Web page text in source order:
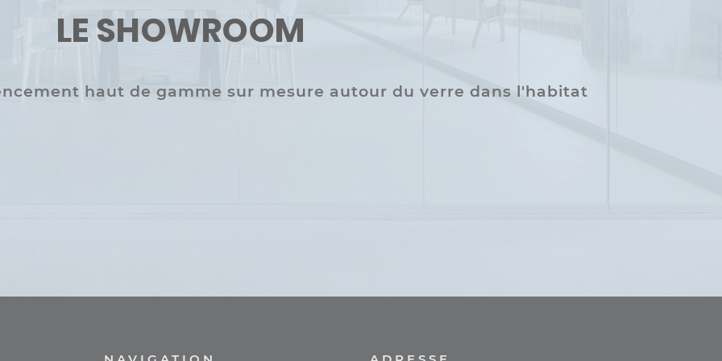
LE SHOWROOM
haut de gamme sur mesure autour du verre dans l'habitat